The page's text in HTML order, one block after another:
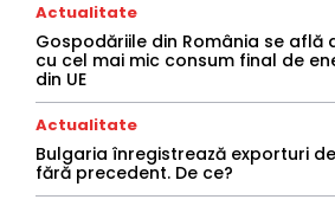
Actualitate
Gospodăriile din România se află
cu cel mai mic consum final de
din UE
Actualitate
Bulgaria înregistrează exporturi
fără precedent. De ce?